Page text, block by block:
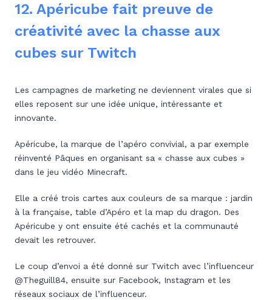
12. Apéricube fait preuve de
créativité avec la chasse aux
cubes sur Twitch
Les campagnes de marketing ne deviennent virales que si
elles reposent sur une idée unique, intéressante et
innovante.
Apéricube, la marque de l’apéro convivial, a par exemple
réinventé Pâques en organisant sa « chasse aux cubes »
dans le jeu vidéo Minecraft.
Elle a créé trois cartes aux couleurs de sa marque : jardin
à la française, table d’Apéro et la map du dragon. Des
Apéricube y ont ensuite été cachés et la communauté
devait les retrouver.
Le coup d’envoi a été donné sur Twitch avec l’influenceur
@Theguill84, ensuite sur Facebook, Instagram et les
réseaux sociaux de l’influenceur.